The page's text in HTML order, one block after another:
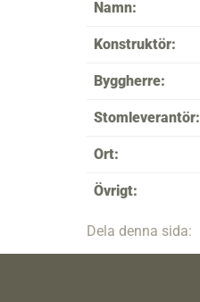
Namn:
Konstruktör:
Byggherre:
Stomleverantör:
Ort:
Övrigt:
Dela denna sida: